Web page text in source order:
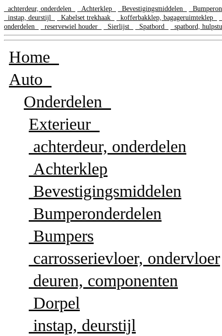
achterdeur, onderdelen Achterklep Bevestigingsmiddelen
instap, deurstijl
Kabelset trekhaak kofferbakklep, bagageruimteklep
onderdelen
reservewiel houder Sierlijst Spatbord spatbord,
Home
Auto
Onderdelen
Exterieur
achterdeur, onderdelen
Achterklep
Bevestigingsmiddelen
Bumperonderdelen
Bumpers
carrosserievloer, ondervloer
deuren, componenten
Dorpel
instap, deurstijl